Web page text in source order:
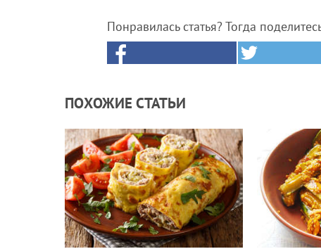
Понравилась статья? Тогда
ПОХОЖИЕ СТАТЬИ